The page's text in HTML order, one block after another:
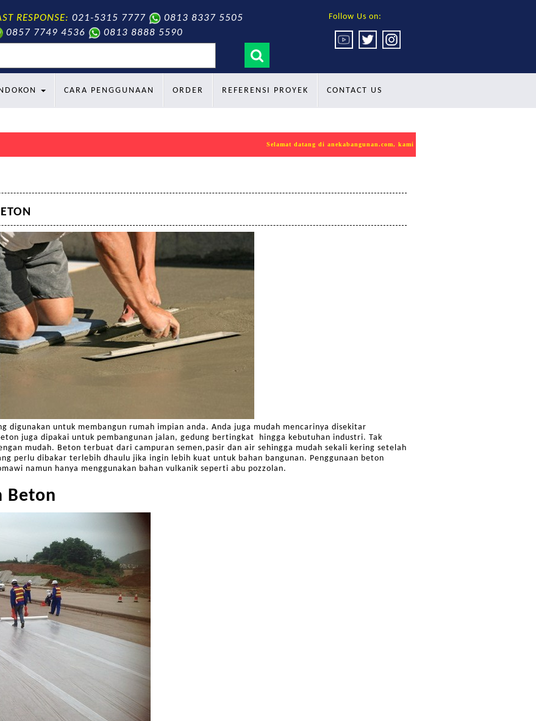
RESPONSE: 021-5315 7777
0813 8337 5505
0857 7749 4536
0813 8888 5590
Follow Us on:
CARA PENGGUNAAN ORDER REFERENSI PROYEK CONTACT US
Selamat datang di anekabangunan.com, kami mempersembahkan produk
digunakan untuk membangun rumah impian anda. Anda juga mudah mencarinya disekitar
juga dipakai untuk pembangunan jalan, gedung bertingkat hingga kebutuhan industri. Tak
mudah. Beton terbuat dari campuran semen,pasir dan air sehingga mudah sekali kering setelah
perlu dibakar terlebih dhaulu jika ingin lebih kuat untuk bahan bangunan. Penggunaan beton
namun hanya menggunakan bahan vulkanik seperti abu pozzolan.
Beton